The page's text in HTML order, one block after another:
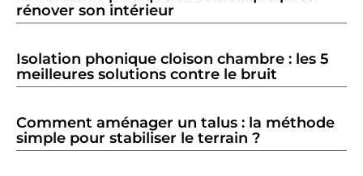
rénover son intérieur
Isolation phonique cloison chambre : les 5
meilleures solutions contre le bruit
Comment aménager un talus : la méthode
simple pour stabiliser le terrain ?